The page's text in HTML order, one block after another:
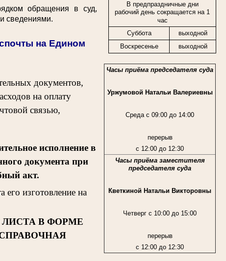
В предпраздничные дни
рабочий день сокращается на 1
час
Суббота
выходной
Воскресенье
выходной
Часы приёма председателя суда
Уржумовой Натальи Валериевны
Среда с 09:00 до 14:00
перерыв
с 12:00 до 12:30
Часы приёма заместителя
председателя суда
Кветкиной Натальи Викторовны
Четверг с 10:00 до 15:00
перерыв
с 12:00 до 12:30
обращения в суд,
сведениями.
на Едином
документов,
на оплату
связью,
исполнение в
документа при
акт.
его изготовление на
В ФОРМЕ